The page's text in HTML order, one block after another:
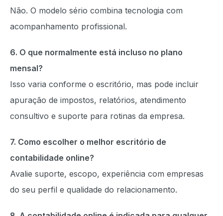
Não. O modelo sério combina tecnologia com
acompanhamento profissional.
6. O que normalmente está incluso no plano
mensal?
Isso varia conforme o escritório, mas pode incluir
apuração de impostos, relatórios, atendimento
consultivo e suporte para rotinas da empresa.
7. Como escolher o melhor escritório de
contabilidade online?
Avalie suporte, escopo, experiência com empresas
do seu perfil e qualidade do relacionamento.